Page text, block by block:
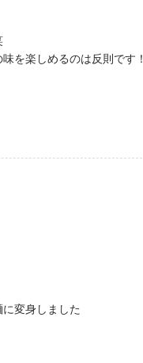
を楽しめるのは反則です！
変身しました